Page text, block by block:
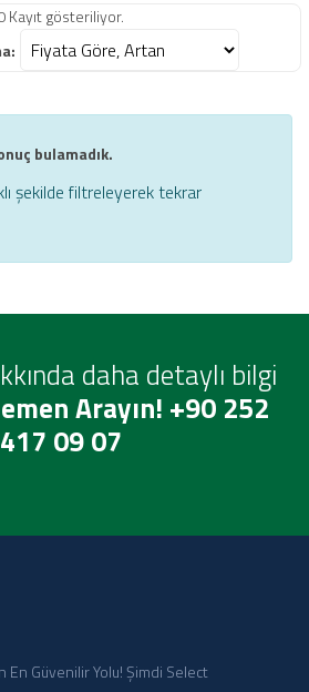
Kayıt gösteriliyor.
bulamadık.
şekilde filtreleyerek tekrar
daha detaylı bilgi
Arayın! +90 252
417 09 07
En Güvenilir Yolu! Şimdi Select